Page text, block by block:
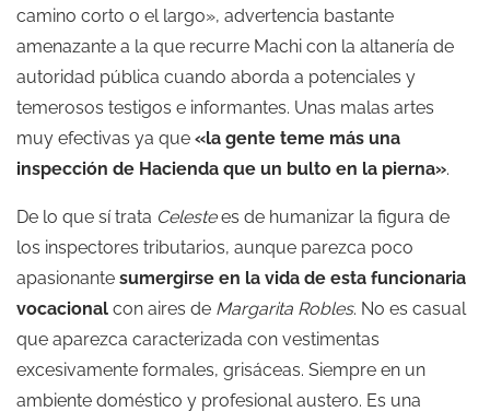
camino corto o el largo», advertencia bastante
amenazante a la que recurre Machi con la altanería de
autoridad pública cuando aborda a potenciales y
temerosos testigos e informantes. Unas malas artes
muy efectivas ya que «la gente teme más una
inspección de Hacienda que un bulto en la pierna».
De lo que sí trata Celestees de humanizar la figura de
los inspectores tributarios, aunque parezca poco
apasionante sumergirse en la vida de esta funcionaria
vocacional con aires de Margarita Robles. No es casual
que aparezca caracterizada con vestimentas
excesivamente formales, grisáceas. Siempre en un
ambiente doméstico y profesional austero. Es una